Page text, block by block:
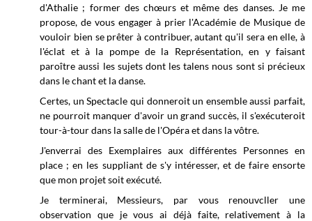
d'Athalie ; former des chœurs et même des danses. Je me
propose, de vous engager à prier l'Académie de Musique de
vouloir bien se prêter à contribuer, autant qu'il sera en elle, à
l'éclat et à la pompe de la Représentation, en y faisant
paroître aussi les sujets dont les talens nous sont si précieux
dans le chant et la danse.
Certes, un Spectacle qui donneroit un ensemble aussi parfait,
ne pourroit manquer d'avoir un grand succès, il s'exécuteroit
tour-à-tour dans la salle de l'Opéra et dans la vôtre.
J'enverrai des Exemplaires aux différentes Personnes en
place ; en les suppliant de s'y intéresser, et de faire ensorte
que mon projet soit exécuté.
Je terminerai, Messieurs, par vous renouvcller une
observation que je vous ai déjà faite, relativement à la